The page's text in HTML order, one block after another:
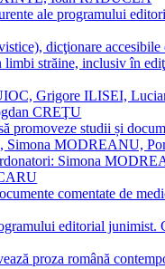
ale programului
dicţionare
limbi străine, inclusiv în
Grigore ILISEI,
CREŢU
promoveze studii și
Simona MODREANU,
Simona
comentate de
editorial
proza română